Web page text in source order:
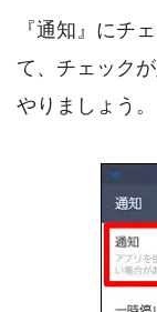
『通知』にチ
て、チェック
やりましょう。